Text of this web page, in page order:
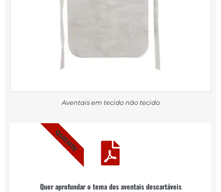
Aventais em tecido não tecido
Quer aprofundar o tema dos aventais descartáveis
QUENTE